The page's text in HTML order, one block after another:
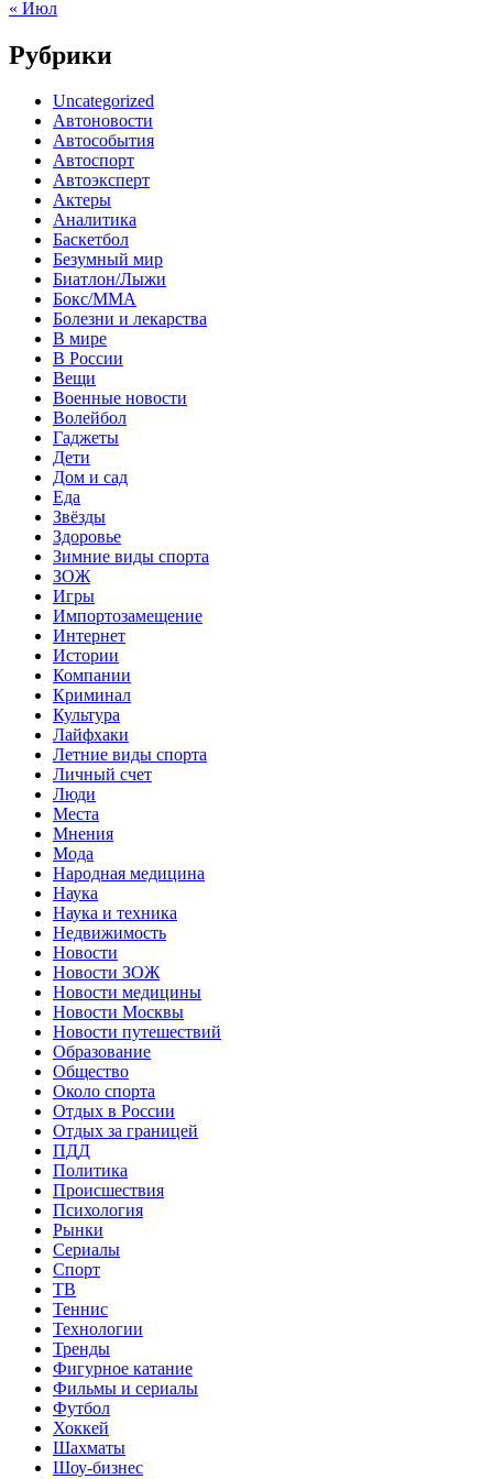
« Июл
Рубрики
Uncategorized
Автоновости
Автособытия
Автоспорт
Автоэксперт
Актеры
Аналитика
Баскетбол
Безумный мир
Биатлон/Лыжи
Бокс/MMA
Болезни и лекарства
В мире
В России
Вещи
Военные новости
Волейбол
Гаджеты
Дети
Дом и сад
Еда
Звёзды
Здоровье
Зимние виды спорта
ЗОЖ
Игры
Импортозамещение
Интернет
Истории
Компании
Криминал
Культура
Лайфхаки
Летние виды спорта
Личный счет
Люди
Места
Мнения
Мода
Народная медицина
Наука
Наука и техника
Недвижимость
Новости
Новости ЗОЖ
Новости медицины
Новости Москвы
Новости путешествий
Образование
Общество
Около спорта
Отдых в России
Отдых за границей
ПДД
Политика
Происшествия
Психология
Рынки
Сериалы
Спорт
ТВ
Теннис
Технологии
Тренды
Фигурное катание
Фильмы и сериалы
Футбол
Хоккей
Шахматы
Шоу-бизнес